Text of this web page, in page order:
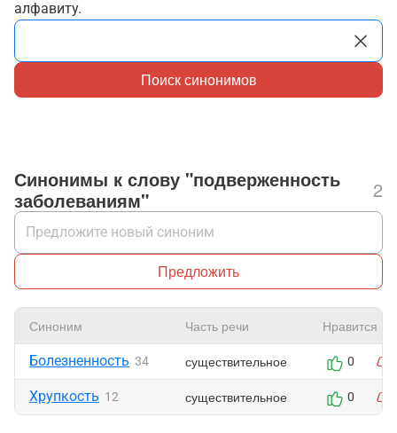
алфавиту.
Поиск синонимов
Синонимы к слову "подверженность
заболеваниям"
2
Предложить
Синоним Часть речи Нравится
Болезненность 34 существительное 0
Хрупкость 12 существительное 0